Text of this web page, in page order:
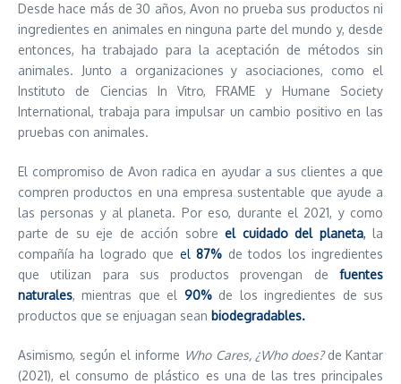
Desde hace más de 30 años, Avon no prueba sus productos ni
ingredientes en animales en ninguna parte del mundo y, desde
entonces, ha trabajado para la aceptación de métodos sin
animales. Junto a organizaciones y asociaciones, como el
Instituto de Ciencias In Vitro, FRAME y Humane Society
International, trabaja para impulsar un cambio positivo en las
pruebas con animales.
El compromiso de Avon radica en ayudar a sus clientes a que
compren productos en una empresa sustentable que ayude a
las personas y al planeta. Por eso, durante el 2021, y como
parte de su eje de acción sobreel cuidado del planeta, la
compañía ha logrado que el87% de todos los ingredientes
que utilizan para sus productos provengan de
fuentes
naturales, mientras que el 90% de los ingredientes de sus
productos que se enjuagan sean biodegradables.
Asimismo, según el informe Who Cares, ¿Who does?de Kantar
(2021), el consumo de plástico es una de las tres principales